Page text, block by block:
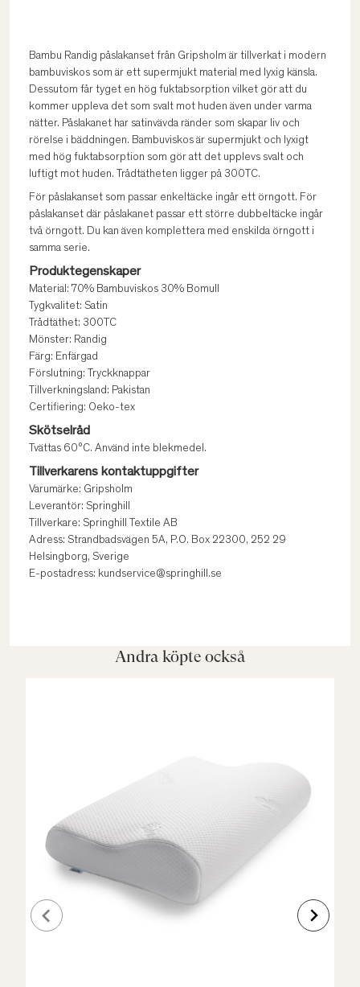
Bambu Randig påslakanset från Gripsholm är tillverkat i modern
bambuviskos som är ett supermjukt material med lyxig känsla.
Dessutom får tyget en hög fuktabsorption vilket gör att du
kommer uppleva det som svalt mot huden även under varma
nätter. Påslakanet har satinvävda ränder som skapar liv och
rörelse i bäddningen. Bambuviskos är supermjukt och lyxigt
med hög fuktabsorption som gör att det upplevs svalt och
luftigt mot huden. Trådtätheten ligger på 300TC.
För påslakanset som passar enkeltäcke ingår ett örngott. För
påslakanset där påslakanet passar ett större dubbeltäcke ingår
två örngott. Du kan även komplettera med enskilda örngott i
samma serie.
Produktegenskaper
Material: 70% Bambuviskos 30% Bomull
Tygkvalitet: Satin
Trådtäthet: 300TC
Mönster: Randig
Färg: Enfärgad
Förslutning: Tryckknappar
Tillverkningsland: Pakistan
Certifiering: Oeko-tex
Skötselråd
Tvättas 60°C. Använd inte blekmedel.
Tillverkarens kontaktuppgifter
Varumärke: Gripsholm
Leverantör: Springhill
Tillverkare: Springhill Textile AB
Adress: Strandbadsvägen 5A, P.O. Box 22300, 252 29
Helsingborg, Sverige
E-postadress: kundservice@springhill.se
Andra köpte också